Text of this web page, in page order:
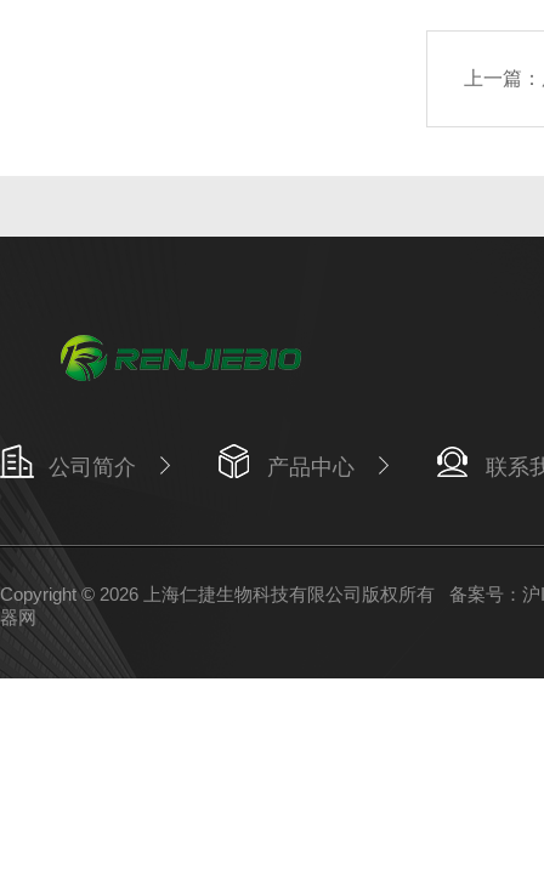
上一篇：
公司简介 产品中心 联系
Copyright © 2026 上海仁捷生物科技有限公司版权所有 备案号：
器网